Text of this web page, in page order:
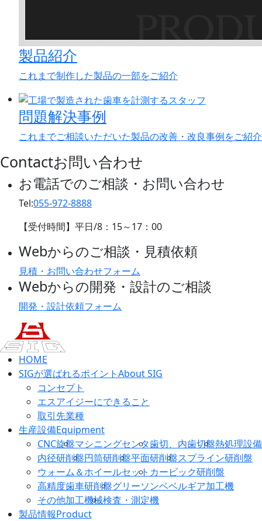
製品紹介
これまで制作した製品の一部をご紹介
問題解決事例
これまでご相談いただいた製品の改善・改良事例をご紹介
Contactお問い合わせ
お電話でのご相談・お問い合わせ
Tel:055-972-8888
【受付時間】平日/8：15～17：00
Webからのご相談・見積依頼
見積・お問い合わせフォーム
Webからの開発・設計のご相談
開発・設計依頼フォーム
HOME
SIGが選ばれるポイントAbout SIG
コンセプト
エスアイジーにできること
取引先業種
生産設備Equipment
CNC旋盤マシニングセンタ歯切、内歯切盤熱処理設備
内径研削盤円筒研削盤平面研削盤スプライン研削盤
ウォーム＆ホイールセット カービック研削盤
高精度歯車研削盤グリーソンベベルギア加工機
その他加工機械検査・測定機
製品情報Product